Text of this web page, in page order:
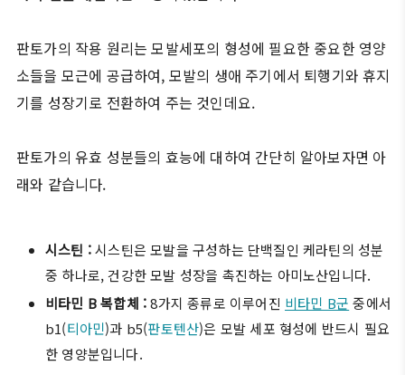
판토가의 작용 원리는 모발세포의 형성에 필요한 중요한 영양
소들을 모근에 공급하여, 모발의 생애 주기에서 퇴행기와 휴지
기를 성장기로 전환하여 주는 것인데요.
판토가의 유효 성분들의 효능에 대하여 간단히 알아보자면 아
래와 같습니다.
시스틴 :시스틴은 모발을 구성하는 단백질인 케라틴의 성분
중 하나로, 건강한 모발 성장을 촉진하는 아미노산입니다.
비타민 B 복합체 :8가지 종류로 이루어진 비타민 B군 중에서
b1(티아민)과 b5(판토텐산)은 모발 세포 형성에 반드시 필요
한 영양분입니다.